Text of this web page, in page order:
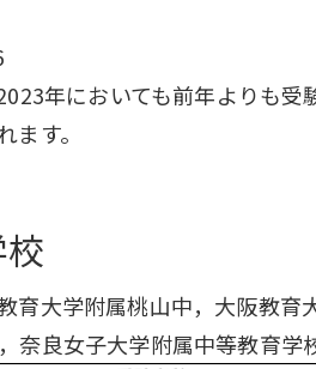
年においても前年よりも
す。
育大学附属桃山中，大阪教
奈良女子大学附属中等教育学